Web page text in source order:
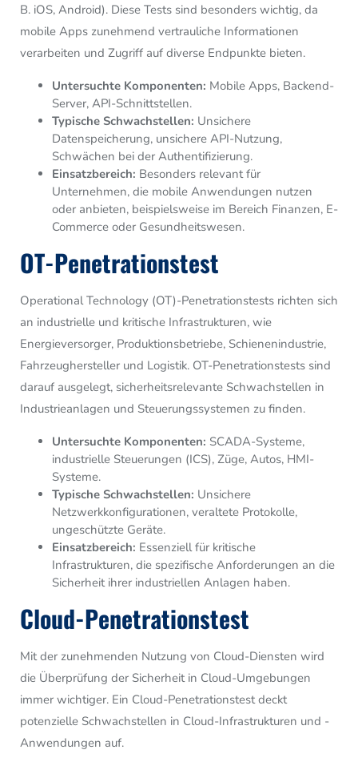
B. iOS, Android). Diese Tests sind besonders wichtig, da
mobile Apps zunehmend vertrauliche Informationen
verarbeiten und Zugriff auf diverse Endpunkte bieten.
Untersuchte Komponenten: Mobile Apps, Backend-
Server, API-Schnittstellen.
Typische Schwachstellen: Unsichere
Datenspeicherung, unsichere API-Nutzung,
Schwächen bei der Authentifizierung.
Einsatzbereich: Besonders relevant für
Unternehmen, die mobile Anwendungen nutzen
oder anbieten, beispielsweise im Bereich Finanzen, E-
Commerce oder Gesundheitswesen.
OT-Penetrationstest
Operational Technology (OT)-Penetrationstests richten sich
an industrielle und kritische Infrastrukturen, wie
Energieversorger, Produktionsbetriebe, Schienenindustrie,
Fahrzeughersteller und Logistik. OT-Penetrationstests sind
darauf ausgelegt, sicherheitsrelevante Schwachstellen in
Industrieanlagen und Steuerungssystemen zu finden.
Untersuchte Komponenten: SCADA-Systeme,
industrielle Steuerungen (ICS), Züge, Autos, HMI-
Systeme.
Typische Schwachstellen: Unsichere
Netzwerkkonfigurationen, veraltete Protokolle,
ungeschützte Geräte.
Einsatzbereich: Essenziell für kritische
Infrastrukturen, die spezifische Anforderungen an die
Sicherheit ihrer industriellen Anlagen haben.
Cloud-Penetrationstest
Mit der zunehmenden Nutzung von Cloud-Diensten wird
die Überprüfung der Sicherheit in Cloud-Umgebungen
immer wichtiger. Ein Cloud-Penetrationstest deckt
potenzielle Schwachstellen in Cloud-Infrastrukturen und -
Anwendungen auf.